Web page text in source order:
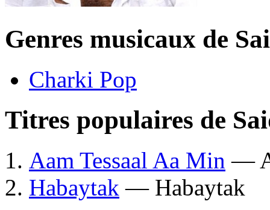
Genres musicaux de
Charki Pop
Titres populaires de
Aam Tessaal Aa Min —
Habaytak — Habaytak